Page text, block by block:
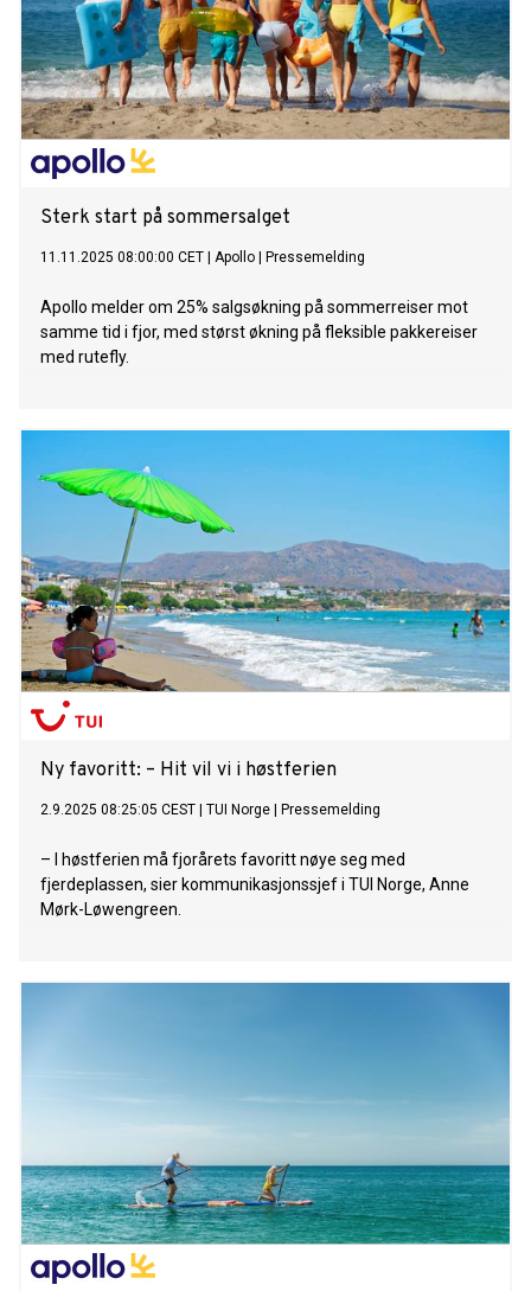
Sterk start på sommersalget
11.11.2025 08:00:00 CET Apollo Pressemelding
Apollo melder om 25% salgsøkning på sommerreiser mot
samme tid i fjor, med størst økning på fleksible pakkereiser
med rutefly.
Ny favoritt: – Hit vil vi i høstferien
2.9.2025 08:25:05 CEST TUI Norge Pressemelding
– I høstferien må fjorårets favoritt nøye seg med
fjerdeplassen, sier kommunikasjonssjef i TUI Norge, Anne
Mørk-Løwengreen.